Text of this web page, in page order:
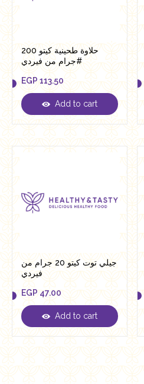
حلاوة طحينية كيتو 200
جرام من فيردي#
EGP 113.50
EGP 113.50
Add to cart
جيلي توت كيتو 20 جرام من
فيردي
EGP 47.00
EGP47.00
Add to cart